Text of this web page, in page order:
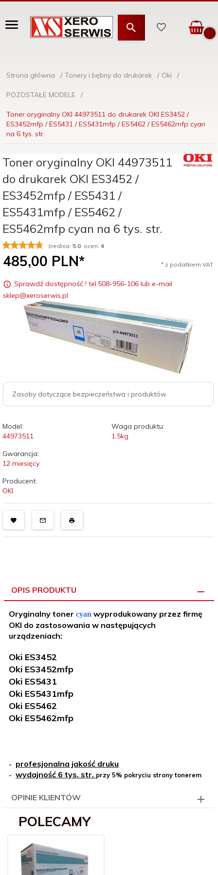
Strona główna Tonery i bębny do drukarek Oki
POZOSTAŁE MODELE
Toner oryginalny OKI 44973511 do drukarek OKI ES3452 /
ES3452mfp / ES5431 / ES5431mfp / ES5462 / ES5462mfp cyan
na 6 tys. str.
Toner oryginalny OKI 44973511
do drukarek OKI ES3452 /
ES3452mfp / ES5431 /
ES5431mfp / ES5462 /
ES5462mfp cyan na 6 tys. str.
średnia: 5.0 ocen: 4
485,00 PLN* * z podatkiem VAT
Sprawdź dostępność ! tel.508-956-106 lub e-mail
sklep@xeroserwis.pl
Zasoby dotyczące bezpieczeństwa i produktów
Model:
44973511
Waga produktu:
1.5kg
Gwarancja:
12 miesięcy
Producent:
OKI
OPIS PRODUKTU
Oryginalny toner cyan wyprodukowany przez firmę
OKI do zastosowania w następujących
urządzeniach:
Oki ES3452
Oki ES3452mfp
Oki ES5431
Oki ES5431mfp
Oki ES5462
Oki ES5462mfp
- profesjonalna jakość druku
- wydajność 6 tys. str. przy 5% pokryciu strony tonerem
OPINIE KLIENTÓW
POLECAMY